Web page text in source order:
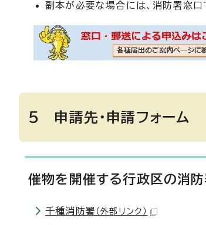
副本が必要な場合には、消防署窓口
5 申請先・申請フォーム
催物を開催する行政区の消防
千種消防署 （外部リンク）